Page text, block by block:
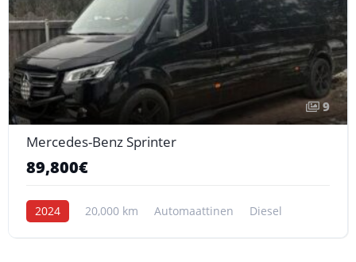
9
Mercedes-Benz Sprinter
89,800€
2024 20,000 km Automaattinen Diesel